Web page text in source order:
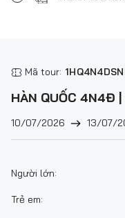
Mã tour:
HÀN QUỐC 4N4Đ
10/07/2026 13/07/
Người lớn:
Trẻ em: